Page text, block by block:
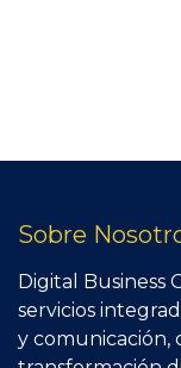
Sobre
Digital Business
servicios
y comunicación,